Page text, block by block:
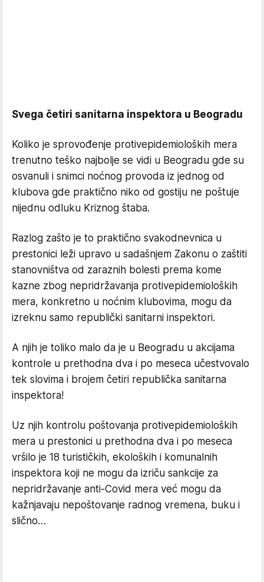
Svega četiri sanitarna inspektora u Beogradu
Koliko je sprovođenje protivepidemioloških mera
trenutno teško najbolje se vidi u Beogradu gde su
osvanuli i snimci noćnog provoda iz jednog od
klubova gde praktično niko od gostiju ne poštuje
nijednu odluku Kriznog štaba.
Razlog zašto je to praktično svakodnevnica u
prestonici leži upravo u sadašnjem Zakonu o zaštiti
stanovništva od zaraznih bolesti prema kome
kazne zbog nepridržavanja protivepidemioloških
mera, konkretno u noćnim klubovima, mogu da
izreknu samo republički sanitarni inspektori.
A njih je toliko malo da je u Beogradu u akcijama
kontrole u prethodna dva i po meseca učestvovalo
tek slovima i brojem četiri republička sanitarna
inspektora!
Uz njih kontrolu poštovanja protivepidemioloških
mera u prestonici u prethodna dva i po meseca
vršilo je 18 turističkih, ekoloških i komunalnih
inspektora koji ne mogu da izriču sankcije za
nepridržavanje anti-Covid mera već mogu da
kažnjavaju nepoštovanje radnog vremena, buku i
slično…